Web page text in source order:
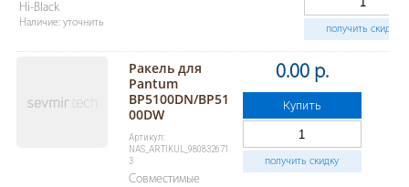
Hi-Black
Наличие: уточнить
получить скидку
Ракель для
Pantum
BP5100DN/BP51
00DW
Артикул:
NAS_ARTIKUL_980832671
3
Совместимые
0.00 р.
Купить
получить скидку